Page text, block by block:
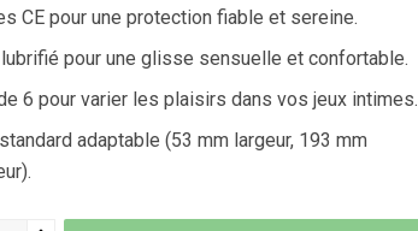
CE pour une protection fiable et sereine.
pour une glisse sensuelle et confortable.
6 pour varier les plaisirs dans vos jeux intimes.
adaptable (53 mm largeur, 193 mm